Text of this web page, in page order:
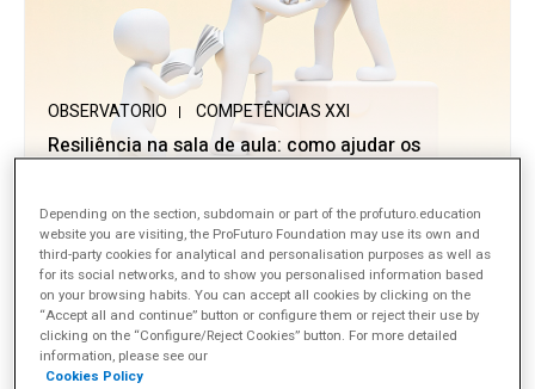
OBSERVATORIO COMPETÊNCIAS XXI
Resiliência na sala de aula: como ajudar os
estudantes a crescer diante dos desafios
Depending on the section, subdomain or part of the profuturo.education
website you are visiting, the ProFuturo Foundation may use its own and
third-party cookies for analytical and personalisation purposes as well as
for its social networks, and to show you personalised information based
on your browsing habits. You can accept all cookies by clicking on the
“Accept all and continue” button or configure them or reject their use by
clicking on the “Configure/Reject Cookies” button. For more detailed
information, please see our
Cookies Policy